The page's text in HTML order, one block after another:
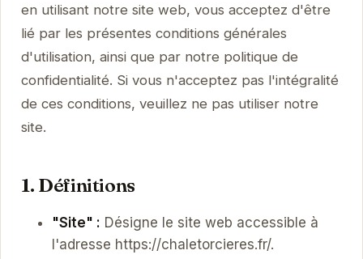
en utilisant notre site web, vous acceptez d'être
lié par les présentes conditions générales
d'utilisation, ainsi que par notre politique de
confidentialité. Si vous n'acceptez pas l'intégralité
de ces conditions, veuillez ne pas utiliser notre
site.
1. Définitions
"Site" : Désigne le site web accessible à
l'adresse https://chaletorcieres.fr/.